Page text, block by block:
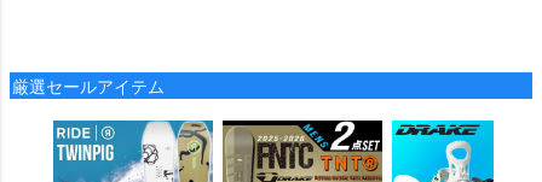
厳選セールアイテム